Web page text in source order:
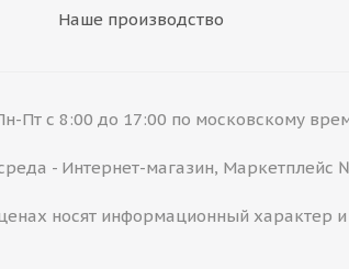
Наше производство
Пт с 8:00 до 17:00 по московскому
среда - Интернет-магазин,
носят информационный характер